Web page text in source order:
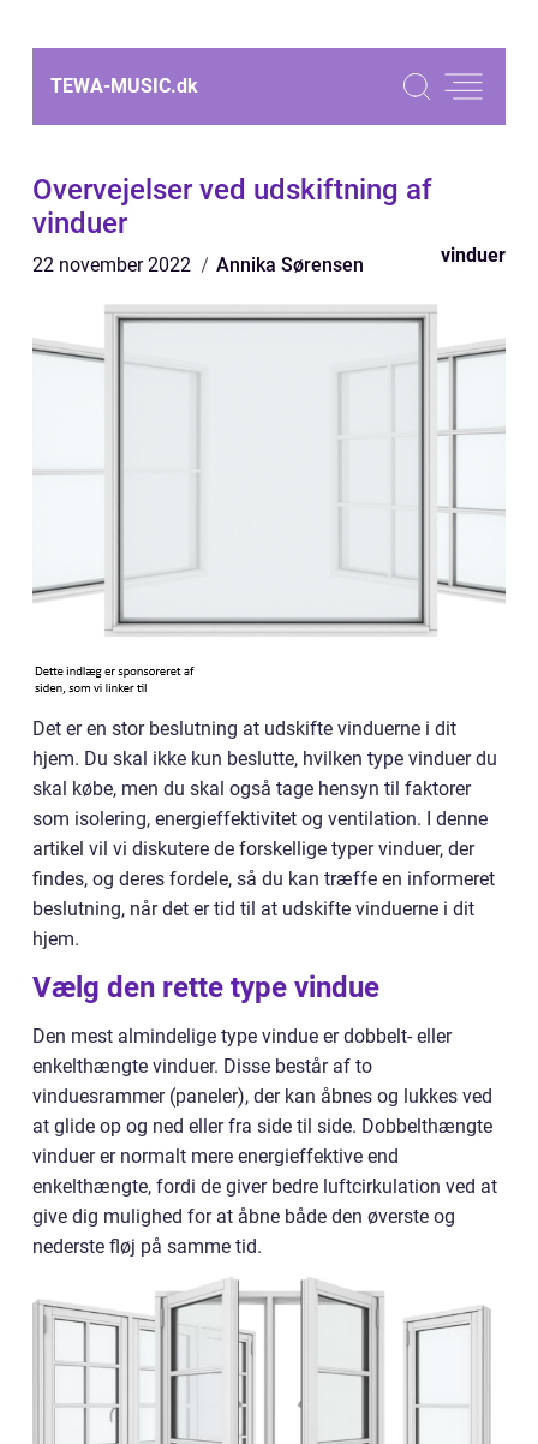
TEWA-MUSIC.dk
Overvejelser ved udskiftning af
vinduer
22 november 2022 Annika Sørensen vinduer
Det er en stor beslutning at udskifte vinduerne i dit
hjem. Du skal ikke kun beslutte, hvilken type vinduer du
skal købe, men du skal også tage hensyn til faktorer
som isolering, energieffektivitet og ventilation. I denne
artikel vil vi diskutere de forskellige typer vinduer, der
findes, og deres fordele, så du kan træffe en informeret
beslutning, når det er tid til at udskifte vinduerne i dit
hjem.
Vælg den rette type vindue
Den mest almindelige type vindue er dobbelt- eller
enkelthængte vinduer. Disse består af to
vinduesrammer (paneler), der kan åbnes og lukkes ved
at glide op og ned eller fra side til side. Dobbelthængte
vinduer er normalt mere energieffektive end
enkelthængte, fordi de giver bedre luftcirkulation ved at
give dig mulighed for at åbne både den øverste og
nederste fløj på samme tid.